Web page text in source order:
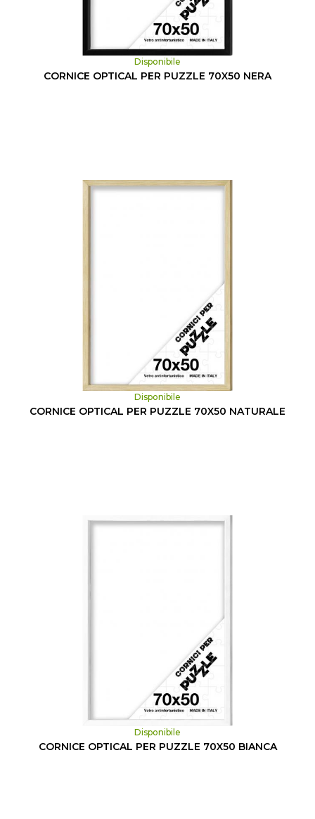
Disponibile
CORNICE OPTICAL PER PUZZLE 70X50 NERA
Disponibile
CORNICE OPTICAL PER PUZZLE 70X50 NATURALE
Disponibile
CORNICE OPTICAL PER PUZZLE 70X50 BIANCA